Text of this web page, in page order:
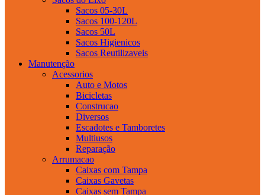
Sacos 05-30L
Sacos 100-120L
Sacos 50L
Sacos Higienicos
Sacos Reutilizaveis
Manutenção
Acessorios
Auto e Motos
Bicicletas
Construcao
Diversos
Escadotes e Tamboretes
Multiusos
Reparação
Arrumacao
Caixas com Tampa
Caixas Gavetas
Caixas sem Tampa